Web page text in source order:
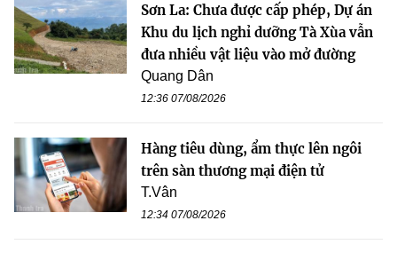
Sơn La: Chưa được cấp phép, Dự án
Khu du lịch nghỉ dưỡng Tà Xùa vẫn
đưa nhiều vật liệu vào mở đường
Quang Dân
12:36 07/08/2026
Hàng tiêu dùng, ẩm thực lên ngôi
trên sàn thương mại điện tử
T.Vân
12:34 07/08/2026